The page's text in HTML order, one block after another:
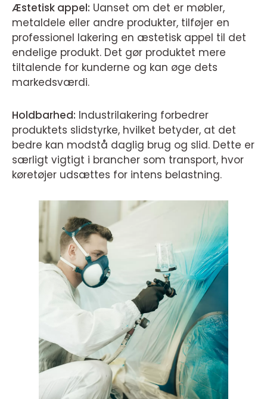
Æstetisk appel: Uanset om det er møbler,
metaldele eller andre produkter, tilføjer en
professionel lakering en æstetisk appel til det
endelige produkt. Det gør produktet mere
tiltalende for kunderne og kan øge dets
markedsværdi.
Holdbarhed: Industrilakering forbedrer
produktets slidstyrke, hvilket betyder, at det
bedre kan modstå daglig brug og slid. Dette er
særligt vigtigt i brancher som transport, hvor
køretøjer udsættes for intens belastning.